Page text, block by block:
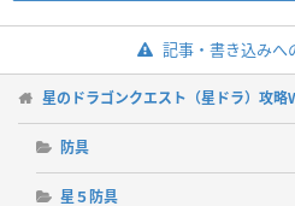
記事・書き込みへ
星のドラゴンクエスト（星ドラ）攻略
防具
星５防具